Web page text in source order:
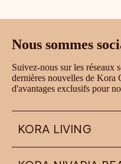
Nous sommes
Suivez-nous sur les réseaux
dernières nouvelles de Kora
d'avantages exclusifs pour
KORA LIVING